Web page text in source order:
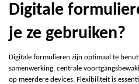
Digitale
je ze gebruiken?
Digitale formulieren zijn optimaal te
samenwerking, centrale
op meerdere devices. Flexibiliteit is